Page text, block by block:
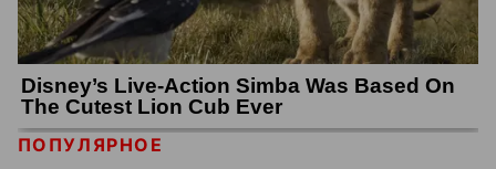
ПОПУЛЯРНОЕ